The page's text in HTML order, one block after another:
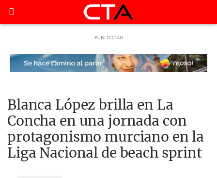
Blanca López brilla en La
Concha en una jornada con
protagonismo murciano en la
Liga Nacional de beach sprint